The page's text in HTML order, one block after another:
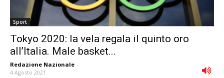
Sport
Tokyo 2020: la vela regala il quinto oro
all’Italia. Male basket...
Redazione Nazionale -
4 Agosto 2021